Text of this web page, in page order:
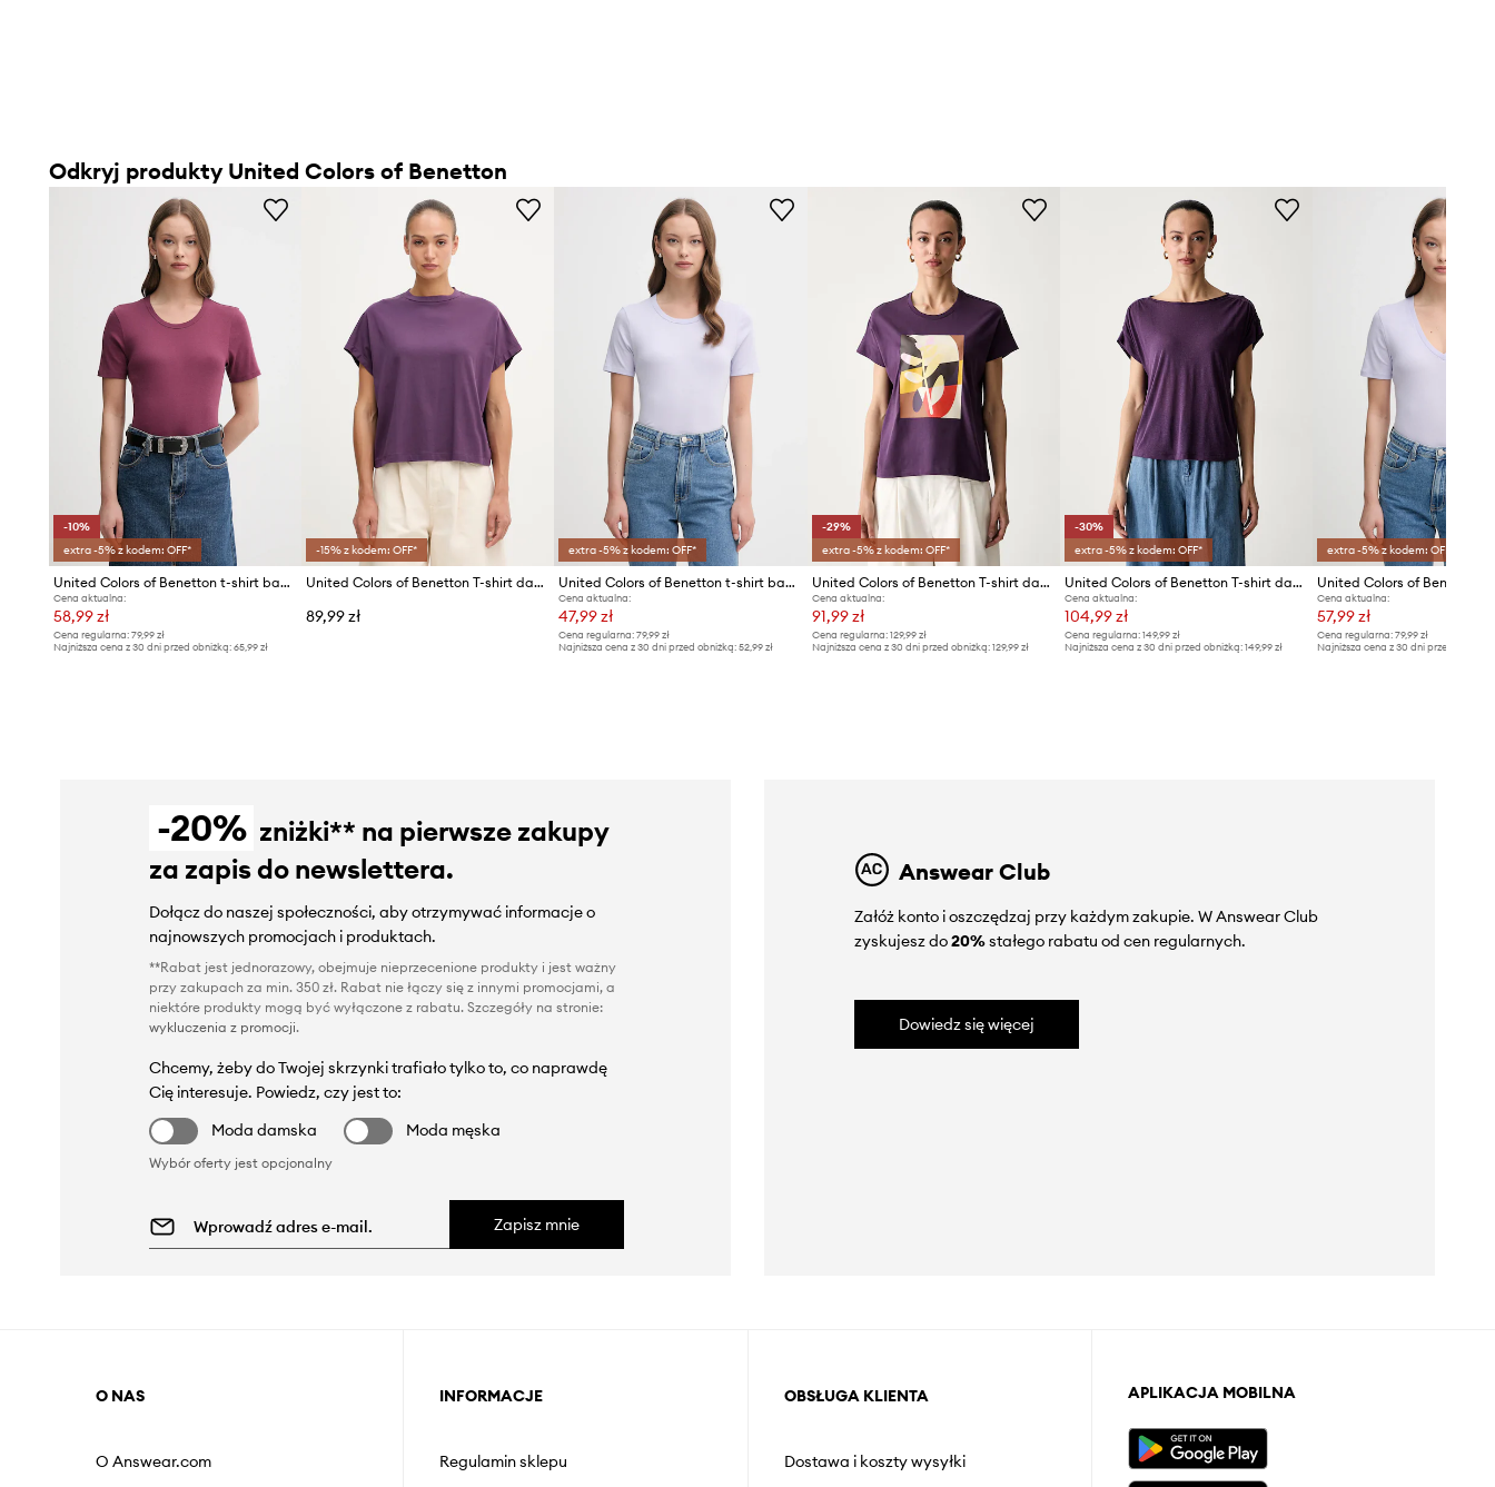
Odkryj produkty United Colors of Benetton
-10%
extra -5% z kodem: OFF*
United Colors of Benetton t-shirt bawełniany
Cena aktualna:
58,99 zł
Cena regularna: 79,99 zł
Najniższa cena z 30 dni przed obniżką: 65,99 zł
-15% z kodem: OFF*
United Colors of Benetton T-shirt damski bawełniany
89,99 zł
extra -5% z kodem: OFF*
United Colors of Benetton t-shirt bawełniany
Cena aktualna:
47,99 zł
Cena regularna: 79,99 zł
Najniższa cena z 30 dni przed obniżką: 52,99 zł
-29%
extra -5% z kodem: OFF*
United Colors of Benetton T-shirt damski bawełniany
Cena aktualna:
91,99 zł
Cena regularna: 129,99 zł
Najniższa cena z 30 dni przed obniżką: 129,99 zł
-30%
extra -5% z kodem: OFF*
United Colors of Benetton T-shirt damski z dodatkiem lnu
Cena aktualna:
104,99 zł
Cena regularna:149,99 zł
Najniższa cena z 30 dni przed obniżką:149,99 zł
extra -5% z kodem: OFF*
Cena aktualna:
57,99 zł
Cena regularna: 79,99 zł
Najniższa cena z 30 dni przed obniżką:
-20% zniżki** na pierwsze zakupy
za zapis do newslettera.
Dołącz do naszej społeczności, aby otrzymywać informacje o
najnowszych promocjach i produktach.
**Rabat jest jednorazowy, obejmuje nieprzecenione produkty i jest ważny
przy zakupach za min. 350 zł. Rabat nie łączy się z innymi promocjami, a
niektóre produkty mogą być wyłączone z rabatu. Szczegóły na stronie:
wykluczenia z promocji.
Chcemy, żeby do Twojej skrzynki trafiało tylko to, co naprawdę
Cię interesuje. Powiedz, czy jest to:
Moda damska
Moda męska
Wybór oferty jest opcjonalny
Zapisz mnie
Answear Club
Załóż konto i oszczędzaj przy każdym zakupie. W Answear Club
zyskujesz do20%stałego rabatu od cen regularnych.
Dowiedz się więcej
O NAS
O Answear.com
INFORMACJE
Regulamin sklepu
OBSŁUGA KLIENTA
Dostawa i koszty wysyłki
APLIKACJA MOBILNA